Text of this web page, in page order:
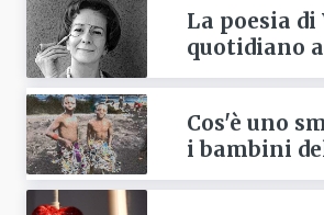
La poesia di
quotidiano
Cos'è uno
i bambini